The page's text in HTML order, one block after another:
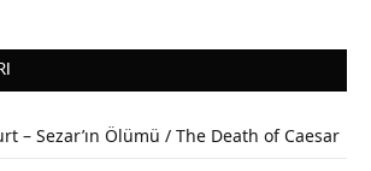
– Sezar’ın Ölümü / The Death of Caesar